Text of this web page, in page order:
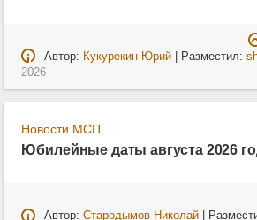
Автор: Кукурекин Юрий| Разместил:
2026
Новости МСП
Юбилейные даты августа 2026
Автор: Стародымов Николай|